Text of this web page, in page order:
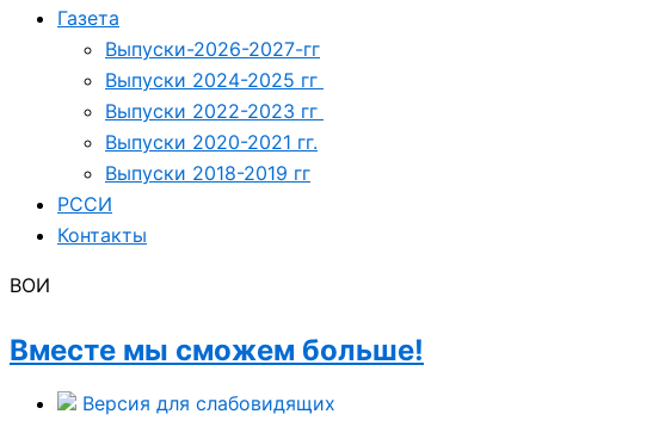
Газета
Выпуски-2026-2027-гг
Выпуски 2024-2025 гг
Выпуски 2022-2023 гг
Выпуски 2020-2021 гг.
Выпуски 2018-2019 гг
РССИ
Контакты
ВОИ
Вместе мы сможем больше!
Версия для слабовидящих